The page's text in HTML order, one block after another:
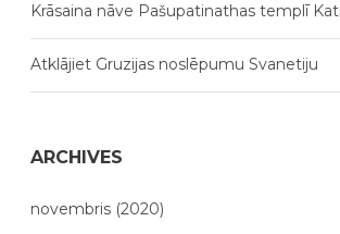
Krāsaina nāve Pašupatinathas templī
Atklājiet Gruzijas noslēpumu Svanetiju
ARCHIVES
novembris (2020)